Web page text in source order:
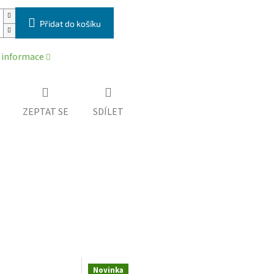
Přidat do košíku
ZEPTAT SE SDÍLET
Novinka